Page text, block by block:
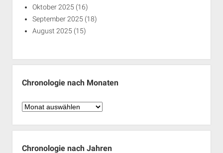
Oktober 2025 (16)
September 2025 (18)
August 2025 (15)
Chronologie nach Monaten
Chronologie
Monaten
Chronologie nach Jahren